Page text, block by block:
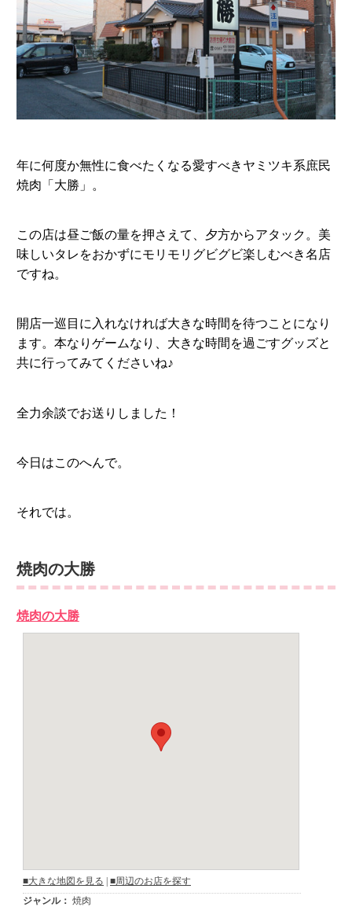
年に何度か無性に食べたくなる愛すべきヤミツキ系庶民
焼肉「大勝」。
この店は昼ご飯の量を押さえて、夕方からアタック。美
味しいタレをおかずにモリモリグビグビ楽しむべき名店
ですね。
開店一巡目に入れなければ大きな時間を待つことになり
ます。本なりゲームなり、大きな時間を過ごすグッズと
共に行ってみてくださいね♪
全力余談でお送りしました！
今日はこのへんで。
それでは。
焼肉の大勝
焼肉の大勝